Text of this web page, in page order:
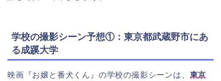
学校の撮影シーン予想①：東京都武蔵野市にあ
る成蹊大学
映画『お嬢と番犬くん』の学校の撮影シーンは、 東京